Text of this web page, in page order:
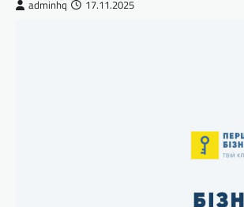
adminhq 17.11.2025